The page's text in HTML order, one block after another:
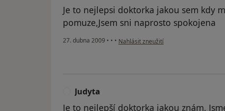
Je to nejlepsi doktorka jakou sem kdy
pomuze,Jsem sni naprosto spokojena
27. dubna 2009 • • • podle názoru uživatele JARUSIK
Nahlásit zneužití
Judyta
Je to nejlepší doktorka jakou znám.